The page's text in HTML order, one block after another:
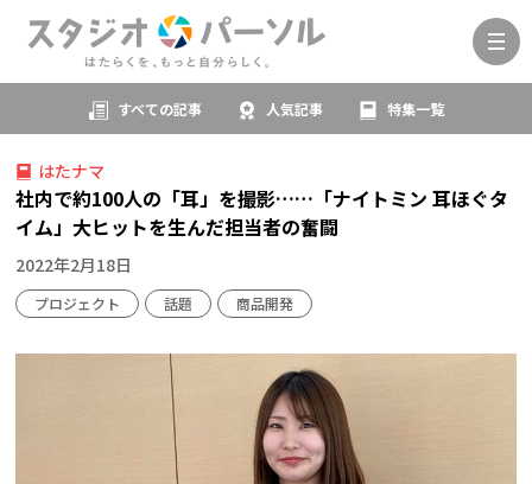
すべての記事 人気記事 特集一覧
はたナマ
社内で約100人の「耳」を撮影……「ナイトミン 耳ほぐタ
イム」大ヒットを生んだ担当者の奮闘
2022年2月18日
プロジェクト 話題 商品開発